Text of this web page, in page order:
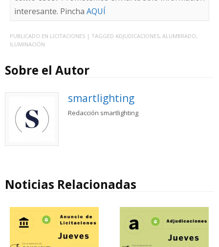
interesante. Pincha AQUÍ
PUBLICADO EN LICITACIONES | TAGGED ADJUDICACIONES, ALUMBRADO,
ILUMINACIÓN
Sobre el Autor
smartlighting
Redacción smartlighting
Noticias Relacionadas